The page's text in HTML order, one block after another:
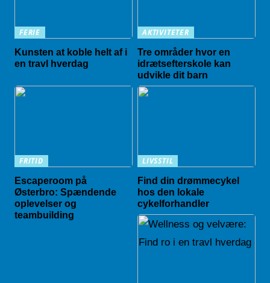
FERIE
Kunsten at koble helt af i
en travl hverdag
AKTIVITETER
Tre områder hvor en
idrætsefterskole kan
udvikle dit barn
FRITID
Escaperoom på
Østerbro: Spændende
oplevelser og
teambuilding
LIVSSTIL
Find din drømmecykel
hos den lokale
cykelforhandler